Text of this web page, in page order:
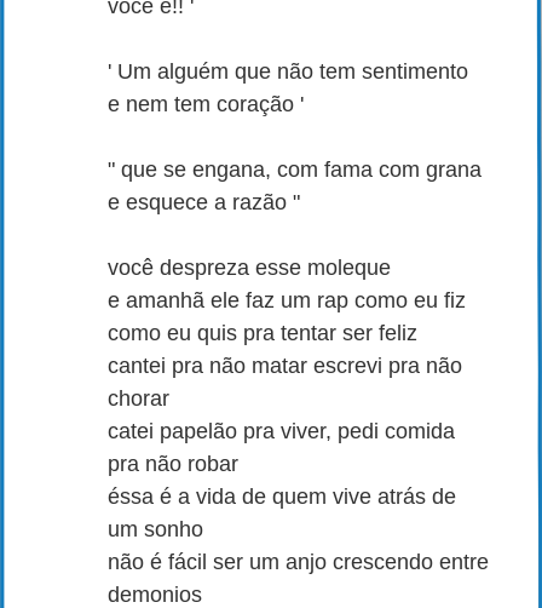
você é!! '
' Um alguém que não tem sentimento
e nem tem coração '
" que se engana, com fama com grana
e esquece a razão "
você despreza esse moleque
e amanhã ele faz um rap como eu fiz
como eu quis pra tentar ser feliz
cantei pra não matar escrevi pra não
chorar
catei papelão pra viver, pedi comida
pra não robar
éssa é a vida de quem vive atrás de
um sonho
não é fácil ser um anjo crescendo entre
demonios